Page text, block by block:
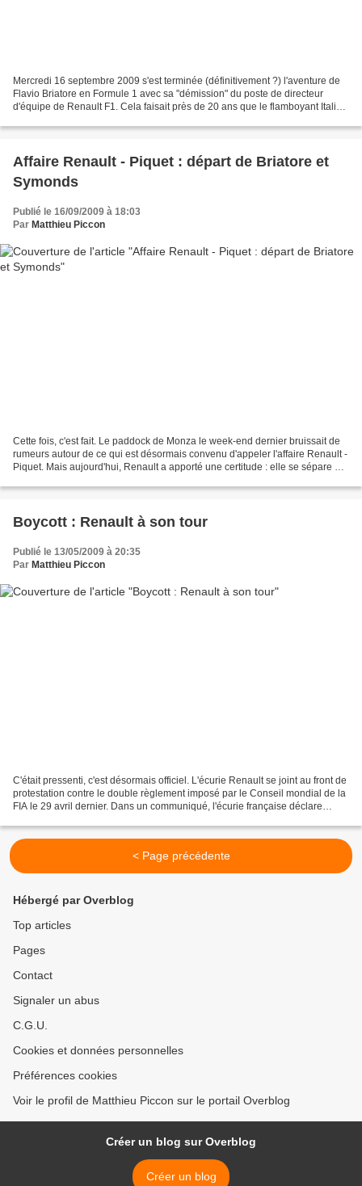
Mercredi 16 septembre 2009 s'est terminée (définitivement ?) l'aventure de
Flavio Briatore en Formule 1 avec sa "démission" du poste de directeur
d'équipe de Renault F1. Cela faisait près de 20 ans que le flamboyant Italien
Affaire Renault - Piquet : départ de Briatore et
Symonds
Publié le 16/09/2009 à 18:03
Par Matthieu Piccon
Cette fois, c'est fait. Le paddock de Monza le week-end dernier bruissait de
rumeurs autour de ce qui est désormais convenu d'appeler l'affaire Renault -
Piquet. Mais aujourd'hui, Renault a apporté une certitude : elle se sépare de
Boycott : Renault à son tour
Publié le 13/05/2009 à 20:35
Par Matthieu Piccon
C'était pressenti, c'est désormais officiel. L'écurie Renault se joint au front de
protestation contre le double règlement imposé par le Conseil mondial de la
FIA le 29 avril dernier. Dans un communiqué, l'écurie française déclare
< Page précédente
Hébergé par Overblog
Top articles
Pages
Contact
Signaler un abus
C.G.U.
Cookies et données personnelles
Préférences cookies
Voir le profil de Matthieu Piccon sur le portail Overblog
Créer un blog sur Overblog
Créer un blog